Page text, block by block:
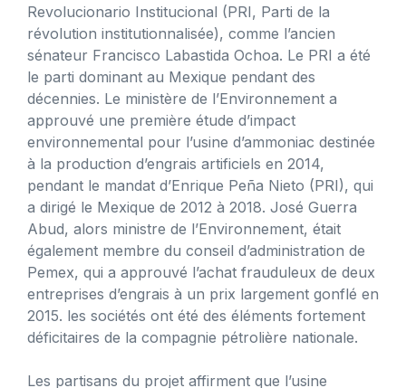
Revolucionario Institucional (PRI, Parti de la
révolution institutionnalisée), comme l’ancien
sénateur Francisco Labastida Ochoa. Le PRI a été
le parti dominant au Mexique pendant des
décennies. Le ministère de l’Environnement a
approuvé une première étude d’impact
environnemental pour l’usine d’ammoniac destinée
à la production d’engrais artificiels en 2014,
pendant le mandat d’Enrique Peña Nieto (PRI), qui
a dirigé le Mexique de 2012 à 2018. José Guerra
Abud, alors ministre de l’Environnement, était
également membre du conseil d’administration de
Pemex, qui a approuvé l’achat frauduleux de deux
entreprises d’engrais à un prix largement gonflé en
2015. les sociétés ont été des éléments fortement
déficitaires de la compagnie pétrolière nationale.
Les partisans du projet affirment que l’usine